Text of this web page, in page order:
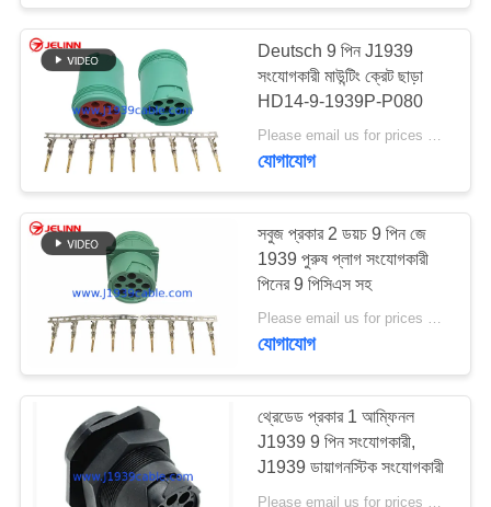
Deutsch 9 পিন J1939
সংযোগকারী মাউন্টিং ক্রেট ছাড়া
HD14-9-1939P-P080
Please email us for prices MOQ:১০০ পিসি
যোগাযোগ
সবুজ প্রকার 2 ডয়চ 9 পিন জে
1939 পুরুষ প্লাগ সংযোগকারী
পিনের 9 পিসিএস সহ
Please email us for prices MOQ:100 PCS
যোগাযোগ
থ্রেডেড প্রকার 1 আম্ফিনল
J1939 9 পিন সংযোগকারী,
J1939 ডায়াগনস্টিক সংযোগকারী